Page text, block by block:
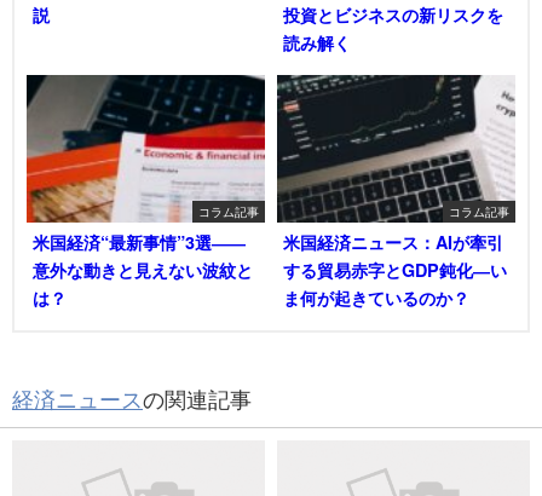
説
投資とビジネスの新リスクを
読み解く
コラム記事
米国経済“最新事情”3選――
意外な動きと見えない波紋と
は？
コラム記事
米国経済ニュース：AIが牽引
する貿易赤字とGDP鈍化―い
ま何が起きているのか？
経済ニュースの関連記事